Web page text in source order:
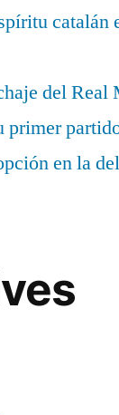
catalán
del Real
primer
en la